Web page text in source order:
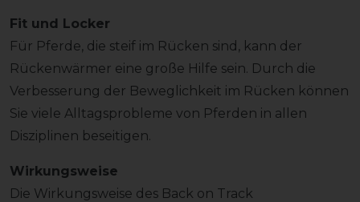
Fit und Locker
Für Pferde, die steif im Rücken sind, kann der
Rückenwärmer eine große Hilfe sein. Durch die
Verbesserung der Beweglichkeit im Rücken können
Sie viele Alltagsprobleme von Pferden in allen
Disziplinen beseitigen.
Wirkungsweise
Die Wirkungsweise des Back on Track